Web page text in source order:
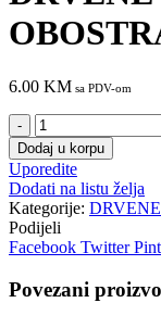
6.00 KM sa PDV-om
DRVENE
BOJICE
OBOSTRANE
MAPED
12/1
količina
Dodaj u korpu
Uporedite
Dodati na listu želja
Kategorije:
Podijeli
Facebook Twitter
Povezani